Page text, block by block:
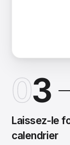
03
Laissez-le
calendrier